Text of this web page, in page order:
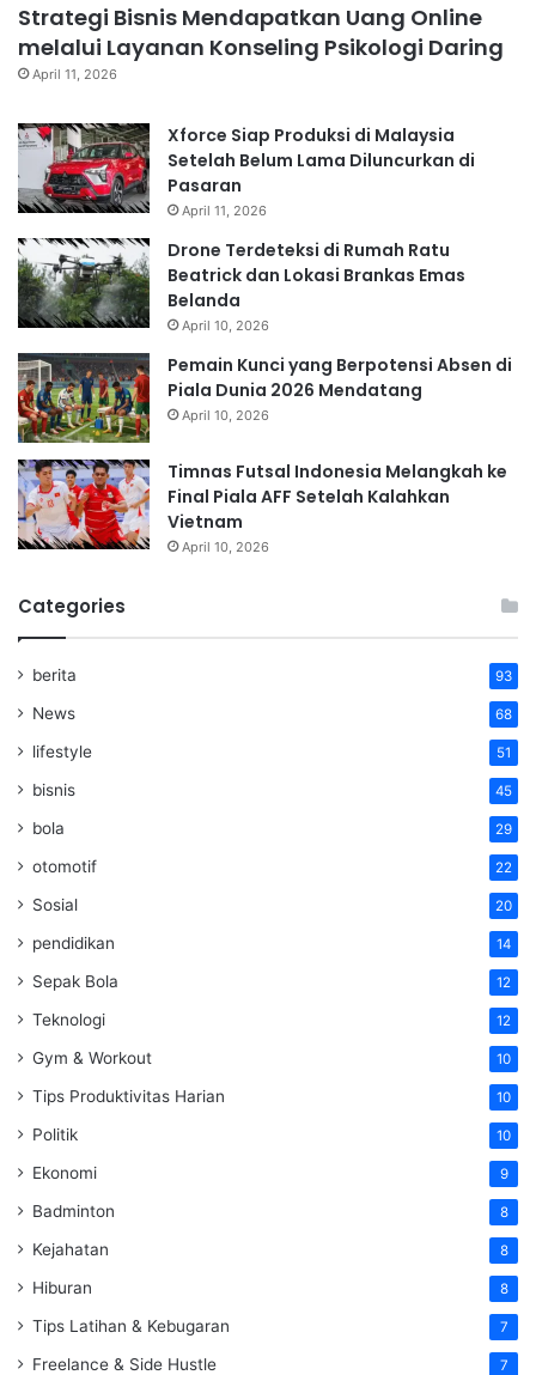
Strategi Bisnis Mendapatkan Uang Online
melalui Layanan Konseling Psikologi Daring
April 11, 2026
Xforce Siap Produksi di Malaysia
Setelah Belum Lama Diluncurkan di
Pasaran
April 11, 2026
Drone Terdeteksi di Rumah Ratu
Beatrick dan Lokasi Brankas Emas
Belanda
April 10, 2026
Pemain Kunci yang Berpotensi Absen di
Piala Dunia 2026 Mendatang
April 10, 2026
Timnas Futsal Indonesia Melangkah ke
Final Piala AFF Setelah Kalahkan
Vietnam
April 10, 2026
Categories
berita 93
News 68
lifestyle 51
bisnis 45
bola 29
otomotif 22
Sosial 20
pendidikan 14
Sepak Bola 12
Teknologi 12
Gym & Workout 10
Tips Produktivitas Harian 10
Politik 10
Ekonomi 9
Badminton 8
Kejahatan 8
Hiburan 8
Tips Latihan & Kebugaran 7
Freelance & Side Hustle 7